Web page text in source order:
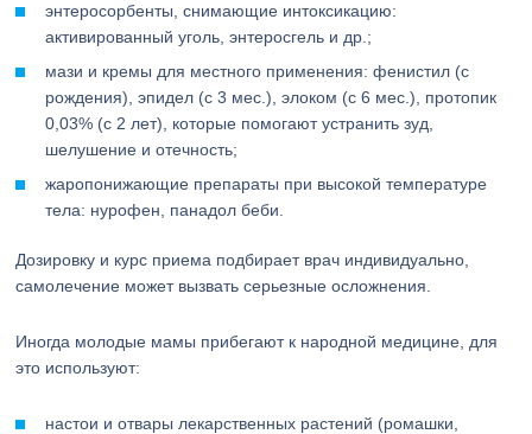
энтеросорбенты, снимающие интоксикацию:
активированный уголь, энтеросгель и др.;
мази и кремы для местного применения: фенистил (с
рождения), эпидел (с 3 мес.), элоком (с 6 мес.), протопик
0,03% (с 2 лет), которые помогают устранить зуд,
шелушение и отечность;
жаропонижающие препараты при высокой температуре
тела: нурофен, панадол беби.
Дозировку и курс приема подбирает врач индивидуально,
самолечение может вызвать серьезные осложнения.
Иногда молодые мамы прибегают к народной медицине, для
это используют:
настои и отвары лекарственных растений (ромашки,